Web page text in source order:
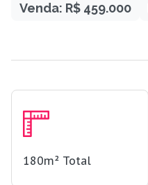
Venda: R$ 459.000
180m² Total